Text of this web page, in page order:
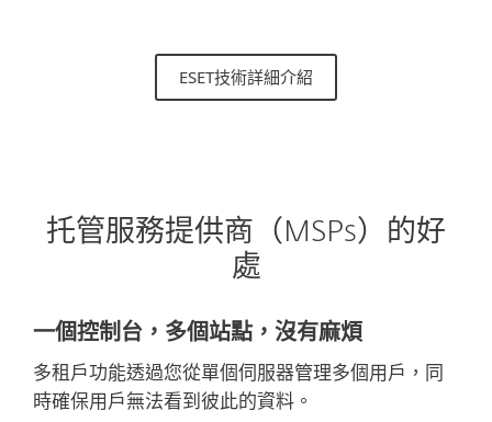
ESET技術詳細介紹
托管服務提供商（MSPs）的好
處
一個控制台，多個站點，沒有麻煩
多租戶功能透過您從單個伺服器管理多個用戶，同
時確保用戶無法看到彼此的資料。